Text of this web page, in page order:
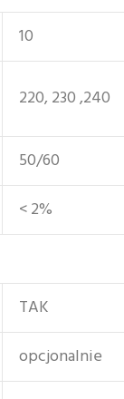
10
220, 230 ,240
50/60
< 2%
TAK
opcjonalnie